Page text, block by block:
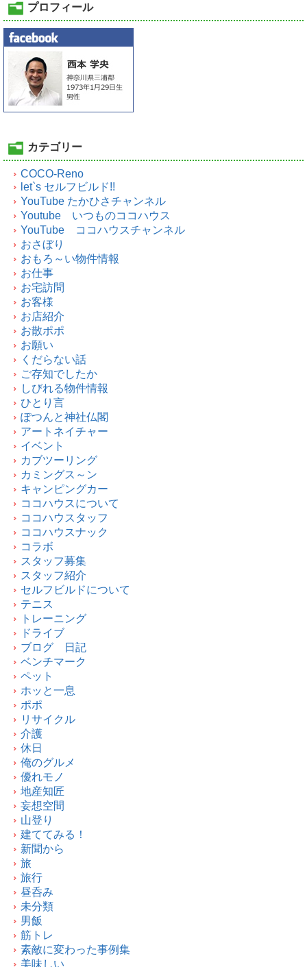
プロフィール
カテゴリー
COCO-Reno
let`s セルフビルド!!
YouTube たかひさチャンネル
Youtube いつものココハウス
YouTube ココハウスチャンネル
おさぼり
おもろ～い物件情報
お仕事
お宅訪問
お客様
お店紹介
お散ポポ
お願い
くだらない話
ご存知でしたか
しびれる物件情報
ひとり言
ぽつんと神社仏閣
アートネイチャー
イベント
カブツーリング
カミングス～ン
キャンピングカー
ココハウスについて
ココハウスタッフ
ココハウスナック
コラボ
スタッフ募集
スタッフ紹介
セルフビルドについて
テニス
トレーニング
ドライブ
ブログ 日記
ベンチマーク
ペット
ホッと一息
ポポ
リサイクル
介護
休日
俺のグルメ
優れモノ
地産知匠
妄想空間
山登り
建ててみる！
新聞から
旅
旅行
昼呑み
未分類
男飯
筋トレ
素敵に変わった事例集
美味しい